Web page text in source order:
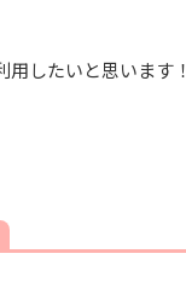
用したいと思います！